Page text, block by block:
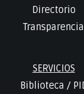
Directorio
Transparencia
SERVICIOS
Biblioteca /